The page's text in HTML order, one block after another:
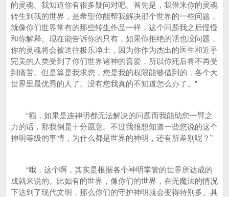
的灵魂。我知道你有很多疑问对吧。首先是，我借来你的灵魂
转生到我的世界，是希望你能帮我解决那个世界的一些问题，
就像你们世界常有的那些转生作品一样，这个问题我之后慢慢
和你解释。现在能告诉你的只有，如果你拒绝的话也没问题，
你的灵魂将会被送往极乐净土，因为你作为杰出的医生和近乎
完美的人类受到了你们世界诸神的喜爱，所以你死后将不再受
到痛苦。但是算是我求您，您是我的权限能够借到的，各个大
世界里最优秀的人了。没有您我真的不知道怎么办了。”
“额，如果是连神明都无法解决的问题而我能助您一臂之
力的话，那我倒是十分愿意。不过我很想知道一些您说的这个
神明等级的事情，为什么都是世界的神明，还有所差别呢？”
“哦，这个啊，其实是根据各个神明掌管的世界所达成的
成就来说的。比如有的世界，像你们的世界，在无魔法的情况
下达到了现代文明，那么你们的守护神明就会变得特别多。具